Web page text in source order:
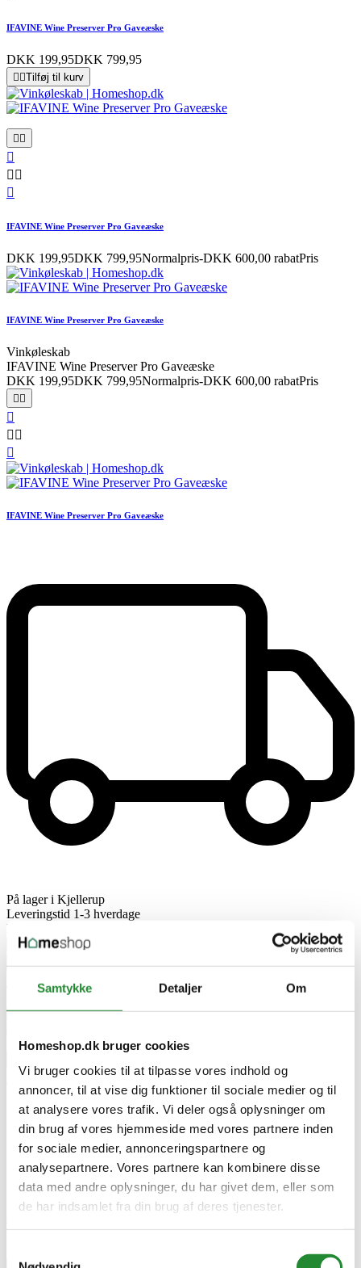
Samtykke Detaljer Om
Homeshop.dk bruger cookies
Vi bruger cookies til at tilpasse vores indhold og
annoncer, til at vise dig funktioner til sociale medier og til
at analysere vores trafik. Vi deler også oplysninger om
din brug af vores hjemmeside med vores partnere inden
for sociale medier, annonceringspartnere og
analysepartnere. Vores partnere kan kombinere disse
data med andre oplysninger, du har givet dem, eller som
de har indsamlet fra din brug af deres tjenester.
IFAVINE Wine Preserver Pro Gaveæske
DKK 199,95DKK 799,95
 Tilføj til kurv
 

 

IFAVINE Wine Preserver Pro Gaveæske
DKK 199,95DKK 799,95Normalpris-DKK 600,00 rabatPris
IFAVINE Wine Preserver Pro Gaveæske
Vinkøleskab
IFAVINE Wine Preserver Pro Gaveæske
DKK 199,95DKK 799,95Normalpris-DKK 600,00 rabatPris
 

 

IFAVINE Wine Preserver Pro Gaveæske
På lager i Kjellerup
Leveringstid 1-3 hverdage
DKK 199,95
remove
